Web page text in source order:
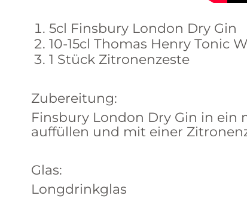
5cl Finsbury London Dry Gin
10-15cl Thomas Henry Tonic
1 Stück Zitronenzeste
Zubereitung:
Finsbury London Dry Gin in ein
auffüllen und mit einer
Glas:
Longdrinkglas